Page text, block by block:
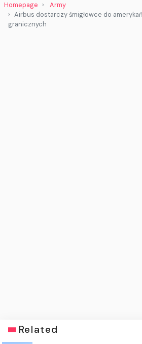
Homepage
Army
Airbus dostarczy śmigłowce do
granicznych
Related